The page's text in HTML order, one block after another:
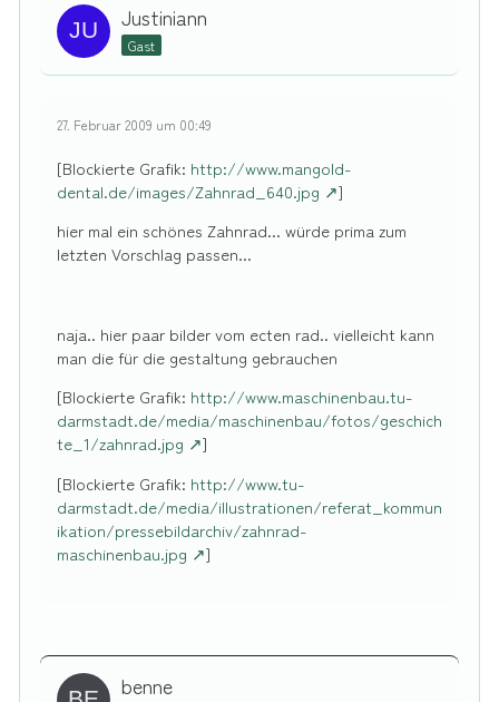
Justiniann
Gast
27. Februar 2009 um 00:49
[Blockierte Grafik: http://www.mangold-
dental.de/images/Zahnrad_640.jpg
]
hier mal ein schönes Zahnrad... würde prima zum
letzten Vorschlag passen...
naja.. hier paar bilder vom ecten rad.. vielleicht kann
man die für die gestaltung gebrauchen
[Blockierte Grafik: http://www.maschinenbau.tu-
darmstadt.de/media/maschinenbau/fotos/geschich
te_1/zahnrad.jpg
]
[Blockierte Grafik: http://www.tu-
darmstadt.de/media/illustrationen/referat_kommun
ikation/pressebildarchiv/zahnrad-
maschinenbau.jpg
]
benne